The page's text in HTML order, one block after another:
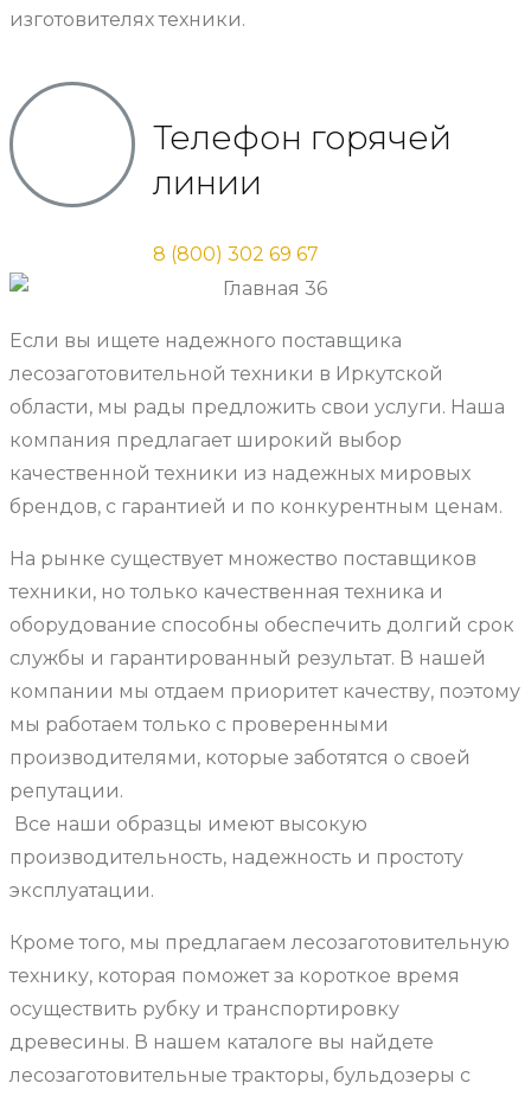
изготовителях техники.
Телефон горячей
линии
8 (800) 302 69 67
Если вы ищете надежного поставщика
лесозаготовительной техники в Иркутской
области, мы рады предложить свои услуги. Наша
компания предлагает широкий выбор
качественной техники из надежных мировых
брендов, с гарантией и по конкурентным ценам.
На рынке существует множество поставщиков
техники, но только качественная техника и
оборудование способны обеспечить долгий срок
службы и гарантированный результат. В нашей
компании мы отдаем приоритет качеству, поэтому
мы работаем только с проверенными
производителями, которые заботятся о своей
репутации.
Все наши образцы имеют высокую
производительность, надежность и простоту
эксплуатации.
Кроме того, мы предлагаем лесозаготовительную
технику, которая поможет за короткое время
осуществить рубку и транспортировку
древесины. В нашем каталоге вы найдете
лесозаготовительные тракторы, бульдозеры с